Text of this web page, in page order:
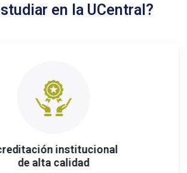
en la UCentral?
institucional
de alta calidad